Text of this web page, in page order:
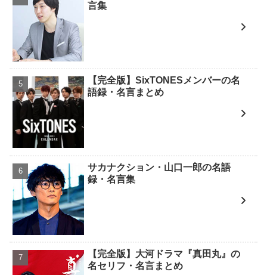
言集
【完全版】SixTONESメンバーの名
語録・名言まとめ
サカナクション・山口一郎の名語
録・名言集
【完全版】大河ドラマ『真田丸』の
名セリフ・名言まとめ